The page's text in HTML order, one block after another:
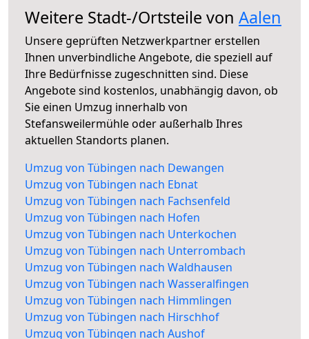
Weitere Stadt-/Ortsteile von Aalen
Unsere geprüften Netzwerkpartner erstellen
Ihnen unverbindliche Angebote, die speziell auf
Ihre Bedürfnisse zugeschnitten sind. Diese
Angebote sind kostenlos, unabhängig davon, ob
Sie einen Umzug innerhalb von
Stefansweilermühle oder außerhalb Ihres
aktuellen Standorts planen.
Umzug von Tübingen nach Dewangen
Umzug von Tübingen nach Ebnat
Umzug von Tübingen nach Fachsenfeld
Umzug von Tübingen nach Hofen
Umzug von Tübingen nach Unterkochen
Umzug von Tübingen nach Unterrombach
Umzug von Tübingen nach Waldhausen
Umzug von Tübingen nach Wasseralfingen
Umzug von Tübingen nach Himmlingen
Umzug von Tübingen nach Hirschhof
Umzug von Tübingen nach Aushof